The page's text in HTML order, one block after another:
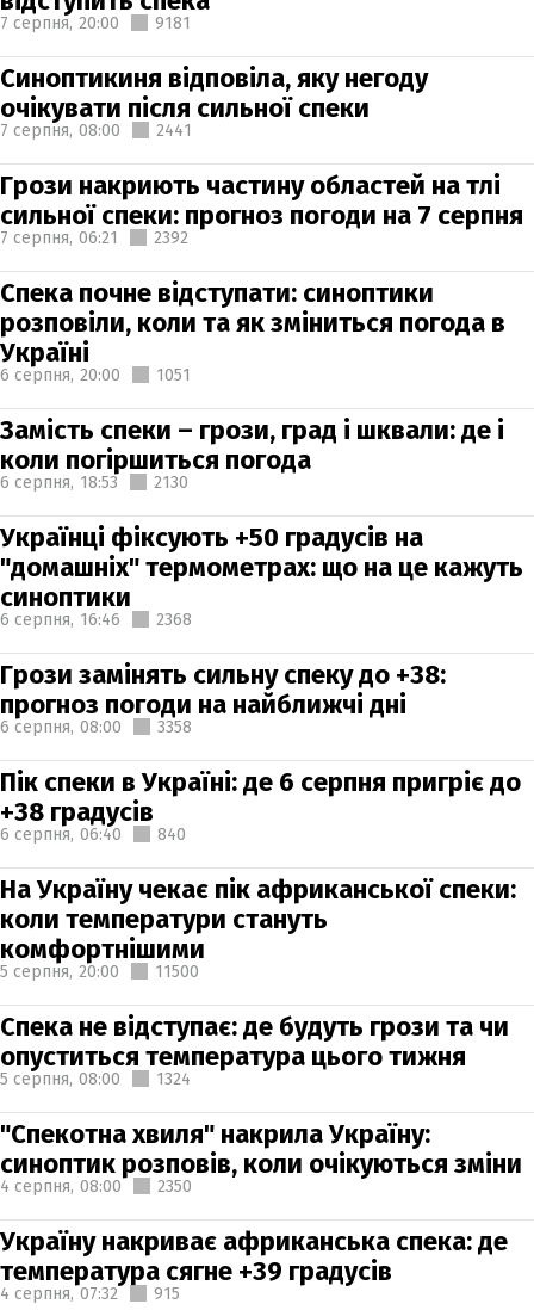
7 серпня, 20:00 9181
Синоптикиня відповіла, яку негоду
очікувати після сильної спеки
7 серпня, 08:00 2441
Грози накриють частину областей на тлі
сильної спеки: прогноз погоди на 7 серпня
7 серпня, 06:21 2392
Спека почне відступати: синоптики
розповіли, коли та як зміниться погода в
Україні
6 серпня, 20:00 1051
Замість спеки – грози, град і шквали: де і
коли погіршиться погода
6 серпня, 18:53 2130
Українці фіксують +50 градусів на
"домашніх" термометрах: що на це кажуть
синоптики
6 серпня, 16:46 2368
Грози замінять сильну спеку до +38:
прогноз погоди на найближчі дні
6 серпня, 08:00 3358
Пік спеки в Україні: де 6 серпня пригріє до
+38 градусів
6 серпня, 06:40 840
На Україну чекає пік африканської спеки:
коли температури стануть
комфортнішими
5 серпня, 20:00 11500
Спека не відступає: де будуть грози та чи
опуститься температура цього тижня
5 серпня, 08:00 1324
"Спекотна хвиля" накрила Україну:
синоптик розповів, коли очікуються зміни
4 серпня, 08:00 2350
Україну накриває африканська спека: де
температура сягне +39 градусів
4 серпня, 07:32 915